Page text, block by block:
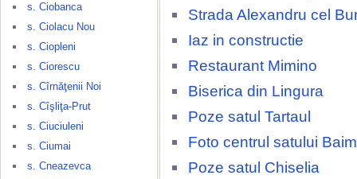
s. Ciobanca
s. Ciolacu Nou
s. Ciopleni
s. Ciorescu
s. Cîrnăţenii Noi
s. Cîşliţa-Prut
s. Ciuciuleni
s. Ciumai
s. Cneazevca
Strada Alexandru cel
Iaz in constructie
Restaurant Mimino
Biserica din Lingura
Poze satul Tartaul
Foto centrul satului
Poze satul Chiselia